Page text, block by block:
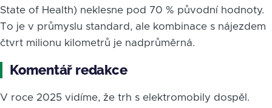
State of Health) neklesne pod 70 % původní hodnoty.
To je v průmyslu standard, ale kombinace s nájezdem
čtvrt milionu kilometrů je nadprůměrná.
Komentář redakce
V roce 2025 vidíme, že trh s elektromobily dospěl.